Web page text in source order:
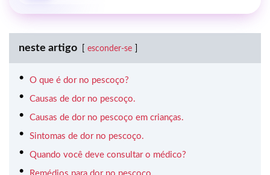
neste artigo esconder-se
O que é dor no pescoço?
Causas de dor no pescoço.
Causas de dor no pescoço em crianças.
Sintomas de dor no pescoço.
Quando você deve consultar o médico?